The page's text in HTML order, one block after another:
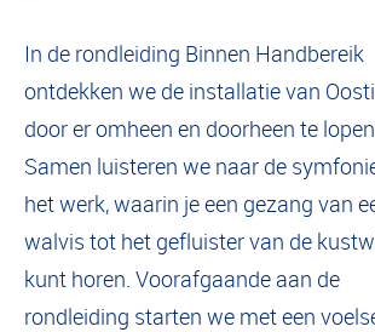
In de rondleiding Binnen Handbereik
ontdekken we de installatie van
door er omheen en doorheen te
Samen luisteren we naar de
het werk, waarin je een gezang van
walvis tot het gefluister van de
kunt horen. Voorafgaande aan de
rondleiding starten we met een